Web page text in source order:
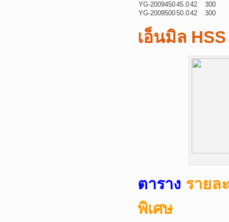
YG-200945045.042
300
YG-200950050.042 300
เอ็นมิล
ตาราง รายล
พิเศษ